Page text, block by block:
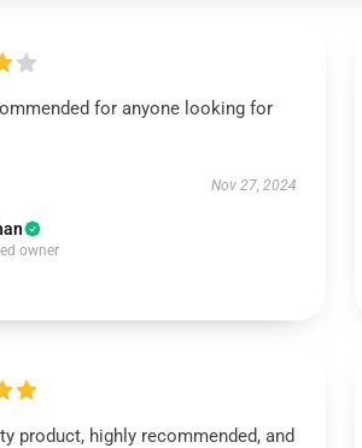
for anyone looking for
Nov 27, 2024
owner
product, highly recommended, and